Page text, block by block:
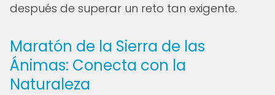
después de superar un reto tan exigente.
Maratón de la Sierra de las
Ánimas: Conecta con la
Naturaleza